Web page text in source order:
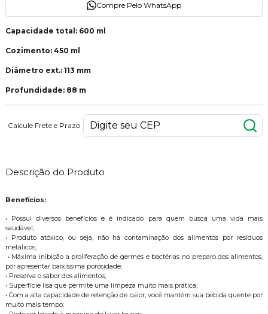
Compre Pelo WhatsApp
Capacidade total: 600 ml
Cozimento: 450 ml
Diâmetro ext.: 113 mm
Profundidade: 88 m
Calcule Frete e Prazo
Descrição do Produto
Benefícios:
• Possui diversos benefícios e é indicado para quem busca uma vida mais
saudável;
• Produto atóxico, ou seja, não há contaminação dos alimentos por resíduos
metálicos;
• Máxima inibição a proliferação de germes e bactérias no preparo dos alimentos,
por apresentar baixíssima porosidade;
• Preserva o sabor dos alimentos;
• Superfície lisa que permite uma limpeza muito mais prática;
• Com a alta capacidade de retenção de calor, você mantém sua bebida quente por
muito mais tempo;